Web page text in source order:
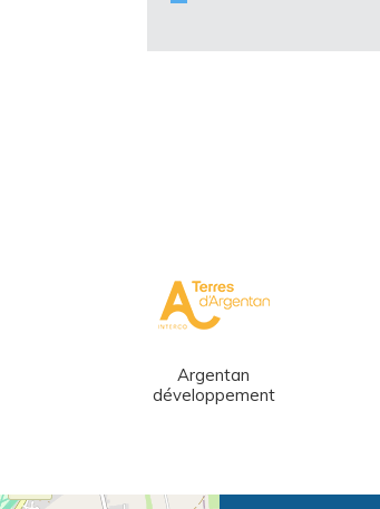
Argentan
développement